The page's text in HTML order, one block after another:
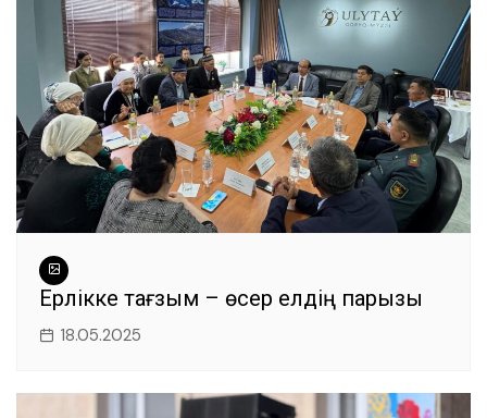
Ерлікке тағзым – өсер елдің парызы
18.05.2025